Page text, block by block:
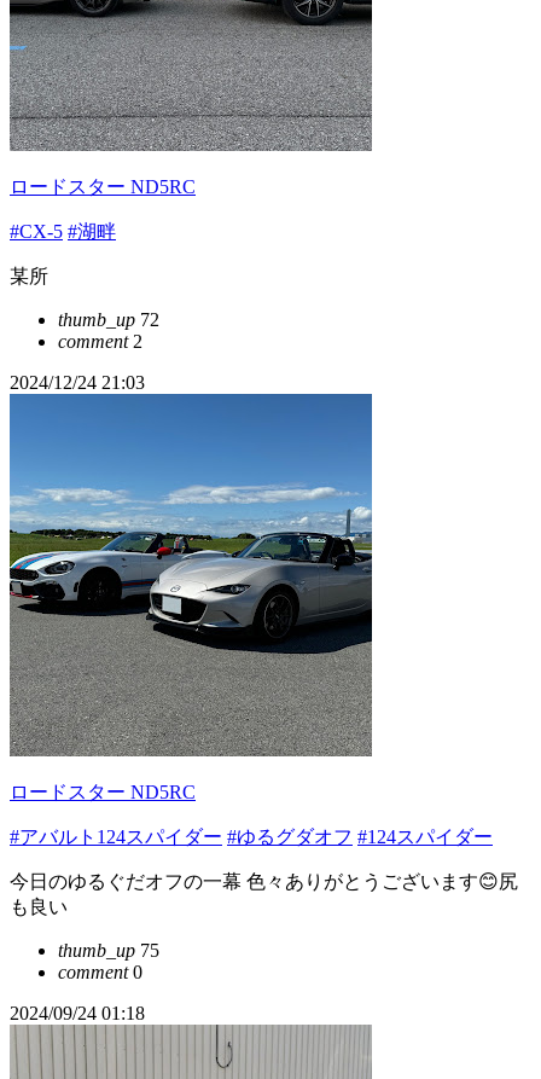
ロードスター ND5RC
#CX-5 #湖畔
某所
thumb_up 72
comment2
2024/12/24 21:03
ロードスター ND5RC
#アバルト124スパイダー #ゆるグダオフ #124スパイダー
今日のゆるぐだオフの一幕 色々ありがとうございます😊尻
も良い
thumb_up 75
comment0
2024/09/24 01:18